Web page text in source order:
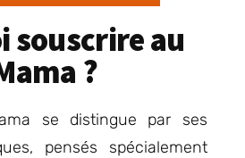
souscrire au
?
se distingue par ses
pensés spécialement